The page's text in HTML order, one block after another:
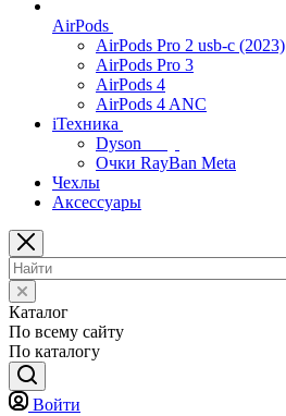
AirPods
AirPods Pro 2 usb-c (2023)
AirPods Pro 3
AirPods 4
AirPods 4 ANC
iТехника
Dyson
Очки RayBan Meta
Чехлы
Аксессуары
Каталог
По всему сайту
По каталогу
Войти